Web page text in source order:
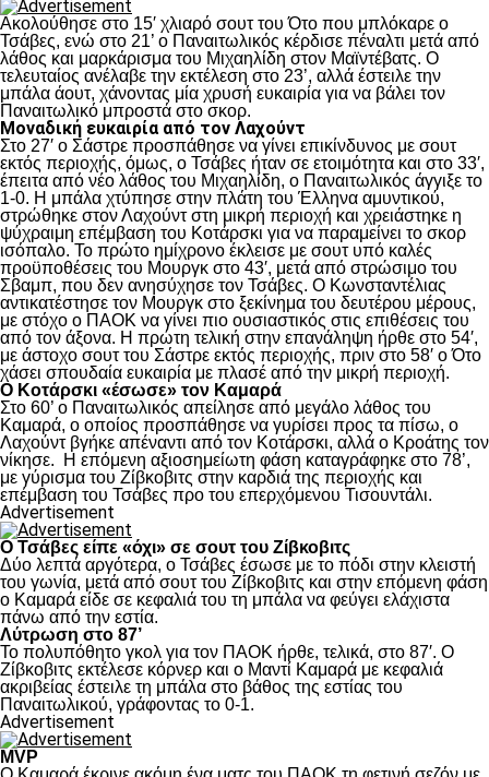
Ακολούθησε στο 15′ χλιαρό σουτ του Ότο που μπλόκαρε ο
Τσάβες, ενώ στο 21’ ο Παναιτωλικός κέρδισε πέναλτι μετά από
λάθος και μαρκάρισμα του Μιχαηλίδη στον Μαϊντέβατς. Ο
τελευταίος ανέλαβε την εκτέλεση στο 23’, αλλά έστειλε την
μπάλα άουτ, χάνοντας μία χρυσή ευκαιρία για να βάλει τον
Παναιτωλικό μπροστά στο σκορ.
Μοναδική ευκαιρία από τον Λαχούντ
Στο 27′ ο Σάστρε προσπάθησε να γίνει επικίνδυνος με σουτ
εκτός περιοχής, όμως, ο Τσάβες ήταν σε ετοιμότητα και στο 33′,
έπειτα από νέο λάθος του Μιχαηλίδη, ο Παναιτωλικός άγγιξε το
1-0. Η μπάλα χτύπησε στην πλάτη του Έλληνα αμυντικού,
στρώθηκε στον Λαχούντ στη μικρή περιοχή και χρειάστηκε η
ψύχραιμη επέμβαση του Κοτάρσκι για να παραμείνει το σκορ
ισόπαλο. Το πρώτο ημίχρονο έκλεισε με σουτ υπό καλές
προϋποθέσεις του Μουργκ στο 43′, μετά από στρώσιμο του
Σβαμπ, που δεν ανησύχησε τον Τσάβες. Ο Κωνσταντέλιας
αντικατέστησε τον Μουργκ στο ξεκίνημα του δευτέρου μέρους,
με στόχο ο ΠΑΟΚ να γίνει πιο ουσιαστικός στις επιθέσεις του
από τον άξονα. Η πρώτη τελική στην επανάληψη ήρθε στο 54′,
με άστοχο σουτ του Σάστρε εκτός περιοχής, πριν στο 58′ ο Ότο
χάσει σπουδαία ευκαιρία με πλασέ από την μικρή περιοχή.
Ο Κοτάρσκι «έσωσε» τον Καμαρά
Στο 60’ ο Παναιτωλικός απείλησε από μεγάλο λάθος του
Καμαρά, ο οποίος προσπάθησε να γυρίσει προς τα πίσω, ο
Λαχούντ βγήκε απέναντι από τον Κοτάρσκι, αλλά ο Κροάτης τον
νίκησε. Η επόμενη αξιοσημείωτη φάση καταγράφηκε στο 78’,
με γύρισμα του Ζίβκοβιτς στην καρδιά της περιοχής και
επέμβαση του Τσάβες προ του επερχόμενου Τισουντάλι.
Advertisement
Ο Τσάβες είπε «όχι» σε σουτ του Ζίβκοβιτς
Δύο λεπτά αργότερα, ο Τσάβες έσωσε με το πόδι στην κλειστή
του γωνία, μετά από σουτ του Ζίβκοβιτς και στην επόμενη φάση
ο Καμαρά είδε σε κεφαλιά του τη μπάλα να φεύγει ελάχιστα
πάνω από την εστία.
Λύτρωση στο 87’
Το πολυπόθητο γκολ για τον ΠΑΟΚ ήρθε, τελικά, στο 87′. Ο
Ζίβκοβιτς εκτέλεσε κόρνερ και ο Μαντί Καμαρά με κεφαλιά
ακριβείας έστειλε τη μπάλα στο βάθος της εστίας του
Παναιτωλικού, γράφοντας το 0-1.
Advertisement
MVP